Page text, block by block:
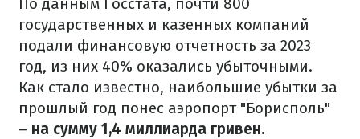
государственных и казенных компаний
подали финансовую отчетность за 2023
год, из них 40% оказались убыточными.
Как стало известно, наибольшие убытки за
прошлый год понес аэропорт "Борисполь"
– на сумму 1,4 миллиарда гривен.